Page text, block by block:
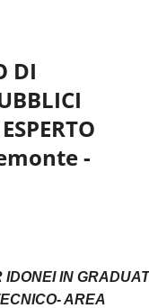
DI
-
IDONEI IN
AREA